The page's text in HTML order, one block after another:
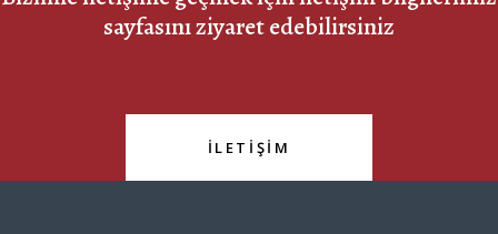
sayfasını ziyaret edebilirsiniz
İLETIŞIM